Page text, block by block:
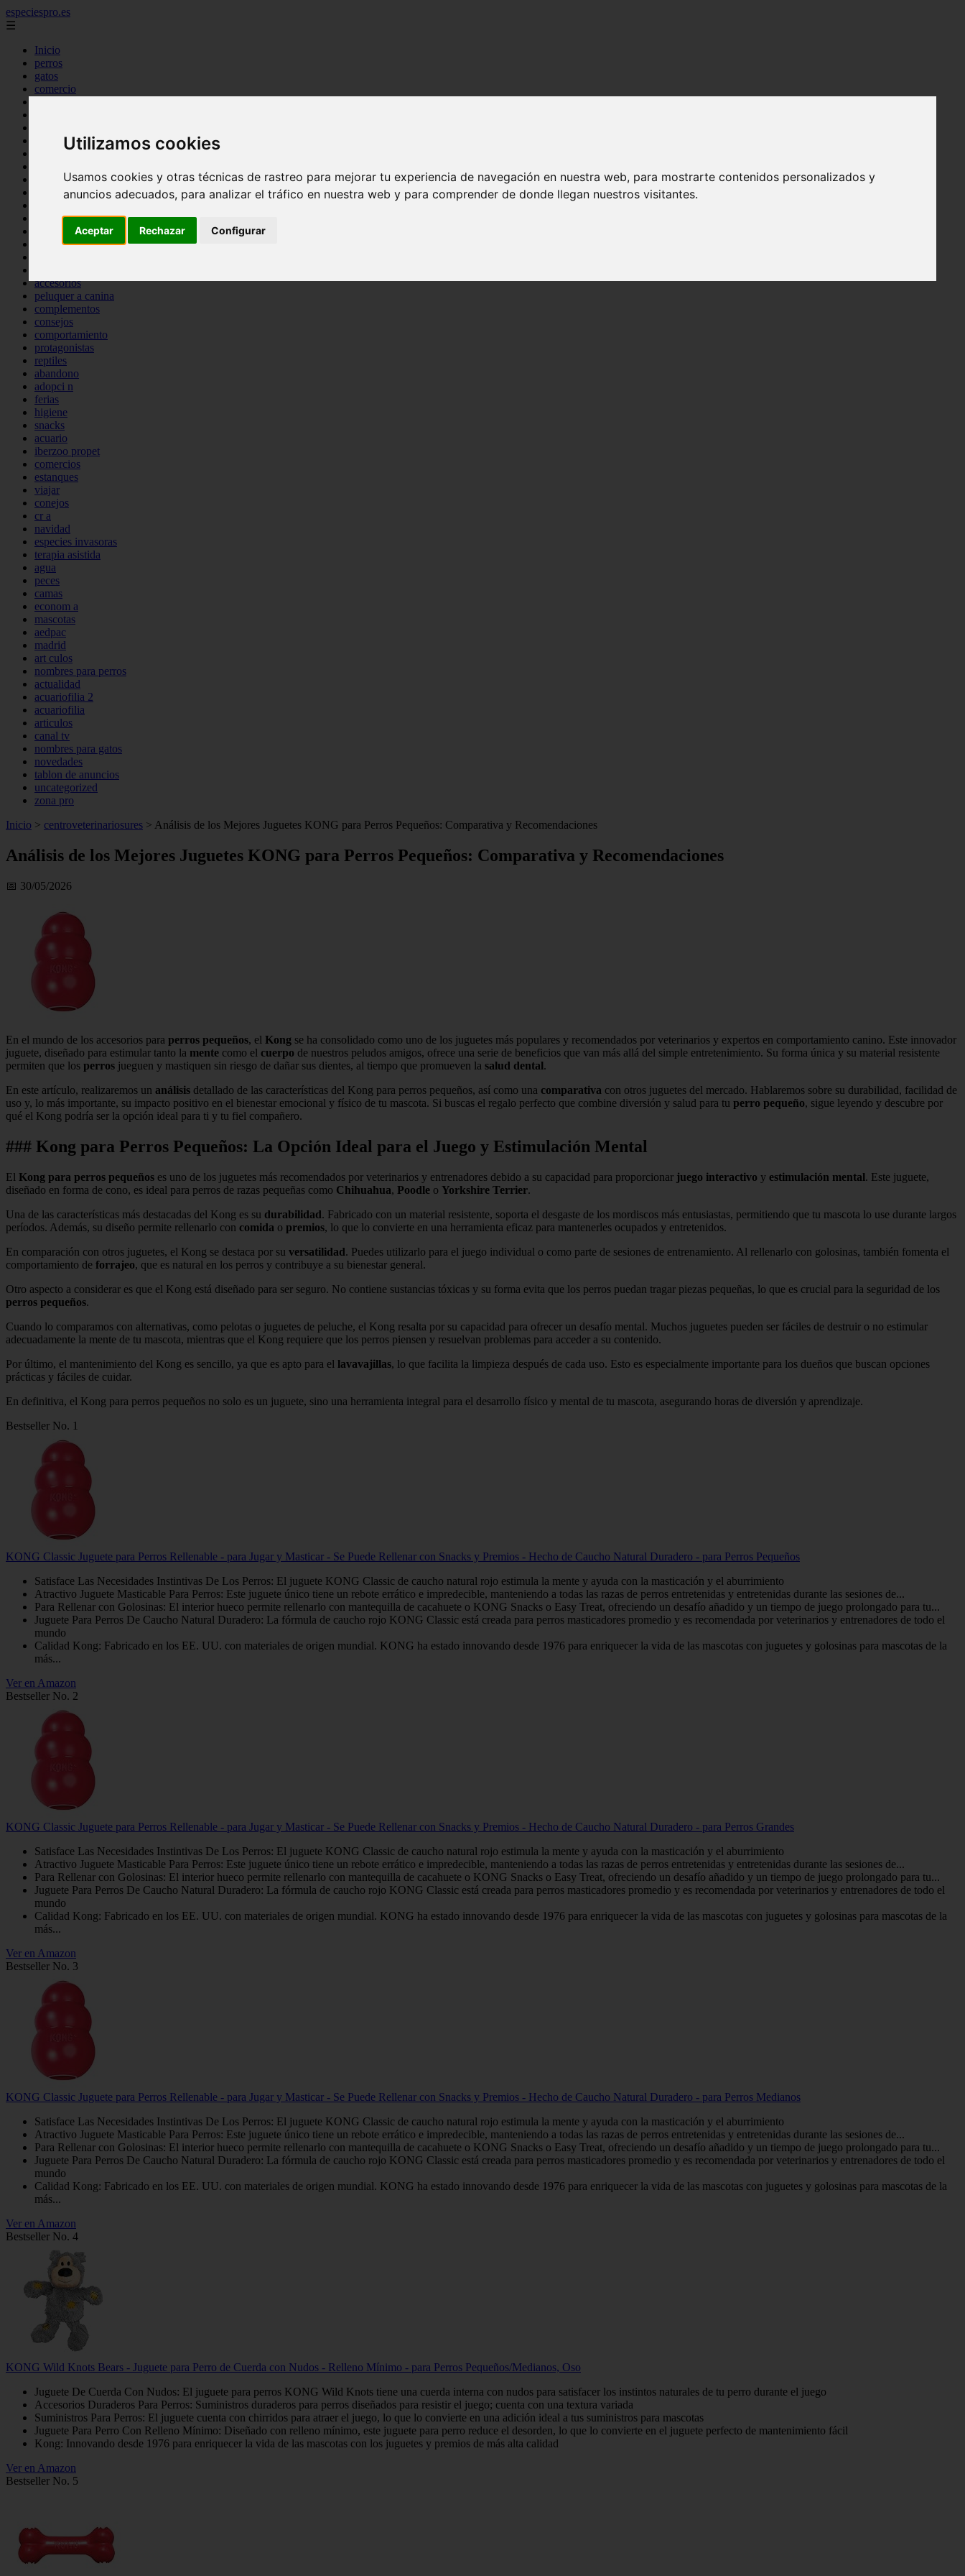
Utilizamos cookies
Usamos cookies y otras técnicas de rastreo para mejorar tu experiencia de navegación en nuestra web, para mostrarte contenidos personalizados y
anuncios adecuados, para analizar el tráfico en nuestra web y para comprender de donde llegan nuestros visitantes.
Aceptar Rechazar Configurar
especiespro.es
☰
Inicio
perros
gatos
comercio
tenencia responsable
mantenimiento
bienestar
peque os mam feros
verano
accesorios
peluquer a canina
complementos
consejos
comportamiento
protagonistas
reptiles
abandono
adopci n
ferias
higiene
snacks
acuario
iberzoo propet
comercios
estanques
viajar
conejos
cr a
navidad
especies invasoras
terapia asistida
agua
peces
camas
econom a
mascotas
aedpac
madrid
art culos
nombres para perros
actualidad
acuariofilia 2
acuariofilia
articulos
canal tv
nombres para gatos
novedades
tablon de anuncios
uncategorized
zona pro
Inicio > centroveterinariosures > Análisis de los Mejores Juguetes KONG para Perros Pequeños: Comparativa y Recomendaciones
Análisis de los Mejores Juguetes KONG para Perros Pequeños: Comparativa y Recomendaciones
📅 30/05/2026
En el mundo de los accesorios para perros pequeños, el Kong se ha consolidado como uno de los juguetes más populares y recomendados por veterinarios y expertos en comportamiento canino. Este innovador
juguete, diseñado para estimular tanto la mente como el cuerpo de nuestros peludos amigos, ofrece una serie de beneficios que van más allá del simple entretenimiento. Su forma única y su material resistente
permiten que los perros jueguen y mastiquen sin riesgo de dañar sus dientes, al tiempo que promueven la salud dental.
En este artículo, realizaremos un análisis detallado de las características del Kong para perros pequeños, así como una comparativa con otros juguetes del mercado. Hablaremos sobre su durabilidad, facilidad de
uso y, lo más importante, su impacto positivo en el bienestar emocional y físico de tu mascota. Si buscas el regalo perfecto que combine diversión y salud para tu perro pequeño, sigue leyendo y descubre por
qué el Kong podría ser la opción ideal para ti y tu fiel compañero.
### Kong para Perros Pequeños: La Opción Ideal para el Juego y Estimulación Mental
El Kong para perros pequeños es uno de los juguetes más recomendados por veterinarios y entrenadores debido a su capacidad para proporcionar juego interactivo y estimulación mental. Este juguete,
diseñado en forma de cono, es ideal para perros de razas pequeñas como Chihuahua, Poodle o Yorkshire Terrier.
Una de las características más destacadas del Kong es su durabilidad. Fabricado con un material resistente, soporta el desgaste de los mordiscos más entusiastas, permitiendo que tu mascota lo use durante largos
períodos. Además, su diseño permite rellenarlo con comida o premios, lo que lo convierte en una herramienta eficaz para mantenerles ocupados y entretenidos.
En comparación con otros juguetes, el Kong se destaca por su versatilidad. Puedes utilizarlo para el juego individual o como parte de sesiones de entrenamiento. Al rellenarlo con golosinas, también fomenta el
comportamiento de forrajeo, que es natural en los perros y contribuye a su bienestar general.
Otro aspecto a considerar es que el Kong está diseñado para ser seguro. No contiene sustancias tóxicas y su forma evita que los perros puedan tragar piezas pequeñas, lo que es crucial para la seguridad de los
perros pequeños.
Cuando lo comparamos con alternativas, como pelotas o juguetes de peluche, el Kong resalta por su capacidad para ofrecer un desafío mental. Muchos juguetes pueden ser fáciles de destruir o no estimular
adecuadamente la mente de tu mascota, mientras que el Kong requiere que los perros piensen y resuelvan problemas para acceder a su contenido.
Por último, el mantenimiento del Kong es sencillo, ya que es apto para el lavavajillas, lo que facilita la limpieza después de cada uso. Esto es especialmente importante para los dueños que buscan opciones
prácticas y fáciles de cuidar.
En definitiva, el Kong para perros pequeños no solo es un juguete, sino una herramienta integral para el desarrollo físico y mental de tu mascota, asegurando horas de diversión y aprendizaje.
Bestseller No. 1
KONG Classic Juguete para Perros Rellenable - para Jugar y Masticar - Se Puede Rellenar con Snacks y Premios - Hecho de Caucho Natural Duradero - para Perros Pequeños
Satisface Las Necesidades Instintivas De Los Perros: El juguete KONG Classic de caucho natural rojo estimula la mente y ayuda con la masticación y el aburrimiento
Atractivo Juguete Masticable Para Perros: Este juguete único tiene un rebote errático e impredecible, manteniendo a todas las razas de perros entretenidas y entretenidas durante las sesiones de...
Para Rellenar con Golosinas: El interior hueco permite rellenarlo con mantequilla de cacahuete o KONG Snacks o Easy Treat, ofreciendo un desafío añadido y un tiempo de juego prolongado para tu...
Juguete Para Perros De Caucho Natural Duradero: La fórmula de caucho rojo KONG Classic está creada para perros masticadores promedio y es recomendada por veterinarios y entrenadores de todo el
mundo
Calidad Kong: Fabricado en los EE. UU. con materiales de origen mundial. KONG ha estado innovando desde 1976 para enriquecer la vida de las mascotas con juguetes y golosinas para mascotas de la
más...
Ver en Amazon
Bestseller No. 2
KONG Classic Juguete para Perros Rellenable - para Jugar y Masticar - Se Puede Rellenar con Snacks y Premios - Hecho de Caucho Natural Duradero - para Perros Grandes
Satisface Las Necesidades Instintivas De Los Perros: El juguete KONG Classic de caucho natural rojo estimula la mente y ayuda con la masticación y el aburrimiento
Atractivo Juguete Masticable Para Perros: Este juguete único tiene un rebote errático e impredecible, manteniendo a todas las razas de perros entretenidas y entretenidas durante las sesiones de...
Para Rellenar con Golosinas: El interior hueco permite rellenarlo con mantequilla de cacahuete o KONG Snacks o Easy Treat, ofreciendo un desafío añadido y un tiempo de juego prolongado para tu...
Juguete Para Perros De Caucho Natural Duradero: La fórmula de caucho rojo KONG Classic está creada para perros masticadores promedio y es recomendada por veterinarios y entrenadores de todo el
mundo
Calidad Kong: Fabricado en los EE. UU. con materiales de origen mundial. KONG ha estado innovando desde 1976 para enriquecer la vida de las mascotas con juguetes y golosinas para mascotas de la
más...
Ver en Amazon
Bestseller No. 3
KONG Classic Juguete para Perros Rellenable - para Jugar y Masticar - Se Puede Rellenar con Snacks y Premios - Hecho de Caucho Natural Duradero - para Perros Medianos
Satisface Las Necesidades Instintivas De Los Perros: El juguete KONG Classic de caucho natural rojo estimula la mente y ayuda con la masticación y el aburrimiento
Atractivo Juguete Masticable Para Perros: Este juguete único tiene un rebote errático e impredecible, manteniendo a todas las razas de perros entretenidas y entretenidas durante las sesiones de...
Para Rellenar con Golosinas: El interior hueco permite rellenarlo con mantequilla de cacahuete o KONG Snacks o Easy Treat, ofreciendo un desafío añadido y un tiempo de juego prolongado para tu...
Juguete Para Perros De Caucho Natural Duradero: La fórmula de caucho rojo KONG Classic está creada para perros masticadores promedio y es recomendada por veterinarios y entrenadores de todo el
mundo
Calidad Kong: Fabricado en los EE. UU. con materiales de origen mundial. KONG ha estado innovando desde 1976 para enriquecer la vida de las mascotas con juguetes y golosinas para mascotas de la
más...
Ver en Amazon
Bestseller No. 4
KONG Wild Knots Bears - Juguete para Perro de Cuerda con Nudos - Relleno Mínimo - para Perros Pequeños/Medianos, Oso
Juguete De Cuerda Con Nudos: El juguete para perros KONG Wild Knots tiene una cuerda interna con nudos para satisfacer los instintos naturales de tu perro durante el juego
Accesorios Duraderos Para Perros: Suministros duraderos para perros diseñados para resistir el juego; cuenta con una textura variada
Suministros Para Perros: El juguete cuenta con chirridos para atraer el juego, lo que lo convierte en una adición ideal a tus suministros para mascotas
Juguete Para Perro Con Relleno Mínimo: Diseñado con relleno mínimo, este juguete para perro reduce el desorden, lo que lo convierte en el juguete perfecto de mantenimiento fácil
Kong: Innovando desde 1976 para enriquecer la vida de las mascotas con los juguetes y premios de más alta calidad
Ver en Amazon
Bestseller No. 5